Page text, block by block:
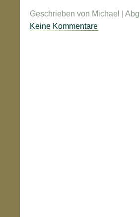
Geschrieben von Michael |
Keine Kommentare